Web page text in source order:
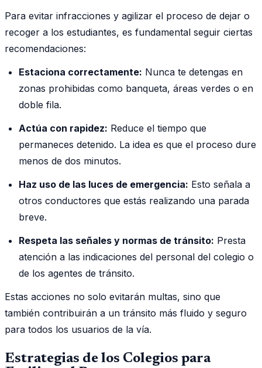
Para evitar infracciones y agilizar el proceso de dejar o
recoger a los estudiantes, es fundamental seguir ciertas
recomendaciones:
Estaciona correctamente: Nunca te detengas en
zonas prohibidas como banqueta, áreas verdes o en
doble fila.
Actúa con rapidez: Reduce el tiempo que
permaneces detenido. La idea es que el proceso dure
menos de dos minutos.
Haz uso de las luces de emergencia: Esto señala a
otros conductores que estás realizando una parada
breve.
Respeta las señales y normas de tránsito: Presta
atención a las indicaciones del personal del colegio o
de los agentes de tránsito.
Estas acciones no solo evitarán multas, sino que
también contribuirán a un tránsito más fluido y seguro
para todos los usuarios de la vía.
Estrategias de los Colegios para